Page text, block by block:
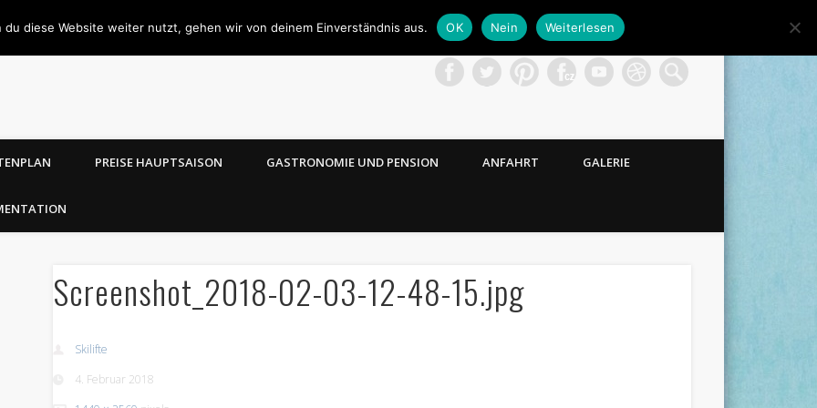
PREISE HAUPTSAISON GASTRONOMIE UND PENSION ANFAHRT GALERIE
Screenshot_2018-02-03-12-48-15.jpg
Skilifte
4. Februar 2018
du diese Website weiter nutzt, gehen wir von deinem Einverständnis aus. OK Nein Weiterlesen